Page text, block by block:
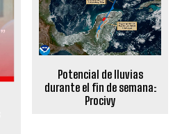
Potencial de lluvias
durante el fin de semana:
Procivy